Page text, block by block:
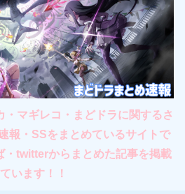
マギレコ・まどドラに関するさ
報・SSをまとめているサイトで
・twitterからまとめた記事を掲載
ています！！